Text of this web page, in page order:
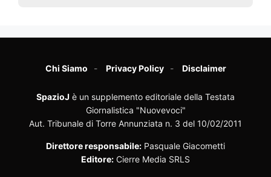
Chi Siamo Privacy Policy Disclaimer
SpazioJ è un supplemento editoriale della Testata
Giornalistica "Nuovevoci"
Aut. Tribunale di Torre Annunziata n. 3 del 10/02/2011
Direttore responsabile: Pasquale Giacometti
Editore: Cierre Media SRLS